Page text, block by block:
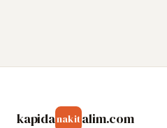
kapidanakitalim.com